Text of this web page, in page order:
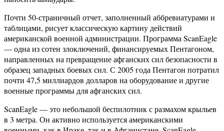
Почти 50-страничный отчет, заполненный аббревиатурами и
таблицами, рисует классическую картину действий
американской военной администрации. Программа ScanEagle
— одна из сотен злоключений, финансируемых Пентагоном,
направленных на превращение афганских сил безопасности в
образец западных боевых сил. С 2005 года Пентагон потратил
почти 47,5 миллиардов долларов на оборудование и другие
военные программы для афганских сил.
ScanEagle — это небольшой беспилотник с размахом крыльев
в 3 метра. Он активно используется американскими